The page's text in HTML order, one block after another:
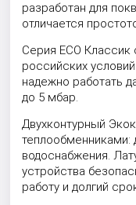
разработан для
отличается
Серия ECO
российских
надежно работать
до 5 мбар.
Двухконтурный
теплообменниками:
водоснабжения.
устройства
работу и долгий